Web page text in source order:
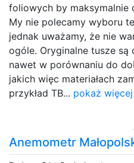
foliowych by
My nie polecamy wyboru
jednak uważamy, że nie
ogóle. Oryginalne tusze
nawet w porównaniu do
jakich więc materiałach
przykład TB... pokaż
Anemometr